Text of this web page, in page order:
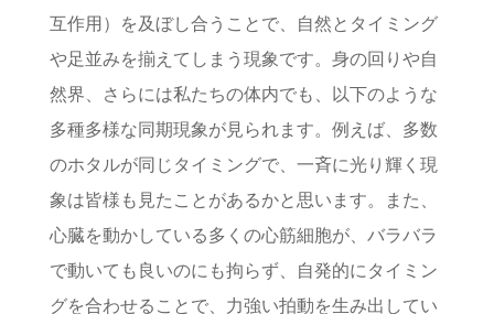
互作用）を及ぼし合うことで、自然とタイミング
や足並みを揃えてしまう現象です。身の回りや自
然界、さらには私たちの体内でも、以下のような
多種多様な同期現象が見られます。例えば、多数
のホタルが同じタイミングで、一斉に光り輝く現
象は皆様も見たことがあるかと思います。また、
心臓を動かしている多くの心筋細胞が、バラバラ
で動いても良いのにも拘らず、自発的にタイミン
グを合わせることで、力強い拍動を生み出してい